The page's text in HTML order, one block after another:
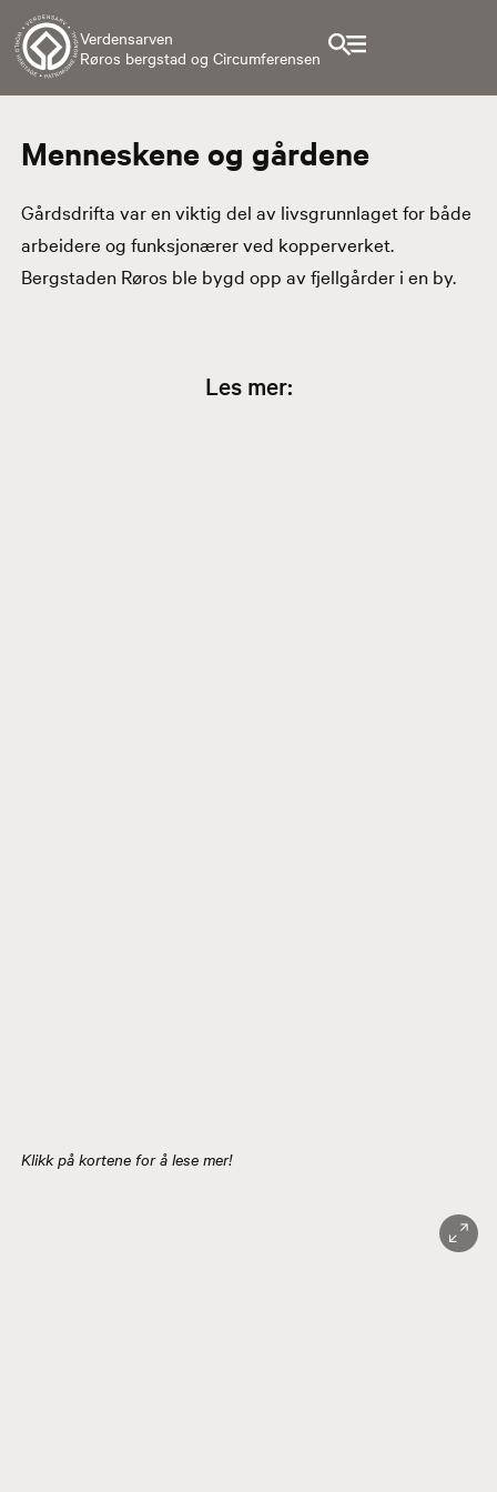
Verdensarven
Røros bergstad og Circumferensen
Menneskene og gårdene
Gårdsdrifta var en viktig del av livsgrunnlaget for både
arbeidere og funksjonærer ved kopperverket.
Bergstaden Røros ble bygd opp av fjellgårder i en by.
Les mer:
Klikk på kortene for å lese mer!